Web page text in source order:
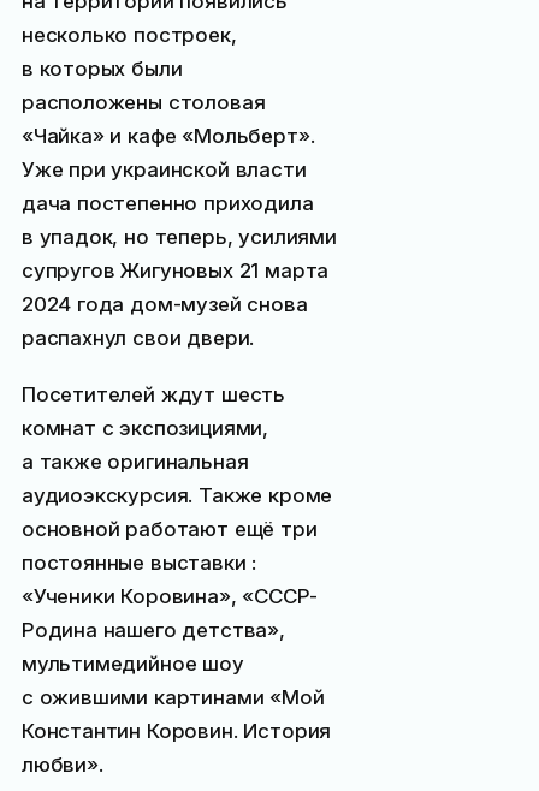
несколько построек,
в которых были
расположены столовая
«Чайка» и кафе «Мольберт».
Уже при украинской власти
дача постепенно приходила
в упадок, но теперь, усилиями
супругов Жигуновых 21 марта
2024 года дом-музей снова
распахнул свои двери.
Посетителей ждут шесть
комнат с экспозициями,
а также оригинальная
аудиоэкскурсия. Также кроме
основной работают ещё три
постоянные выставки :
«Ученики Коровина», «СССР-
Родина нашего детства»,
мультимедийное шоу
с ожившими картинами «Мой
Константин Коровин. История
любви».